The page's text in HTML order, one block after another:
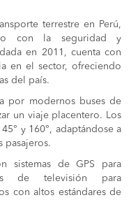
terrestre en Perú,
con la seguridad y
en 2011, cuenta con
en el sector, ofreciendo
del país.
por modernos buses de
un viaje placentero. Los
y 160°, adaptándose a
pasajeros.
sistemas de GPS para
de televisión para
con altos estándares de